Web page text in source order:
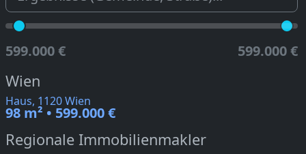
599.000 € 599.000 €
Wien
Haus, 1120 Wien
98 m² • 599.000 €
Regionale Immobilienmakler